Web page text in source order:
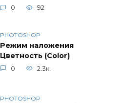
0 92
PHOTOSHOP
Режим наложения
Цветность (Color)
0 2.3к.
PHOTOSHOP